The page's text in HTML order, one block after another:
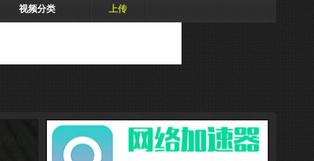
视频分类 上传